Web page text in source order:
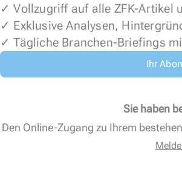
✓ Vollzugriff auf alle ZFK-Artikel
✓ Exklusive Analysen,
✓ Tägliche Branchen-Briefings
Ihr
Sie haben
Den Online-Zugang zu Ihrem